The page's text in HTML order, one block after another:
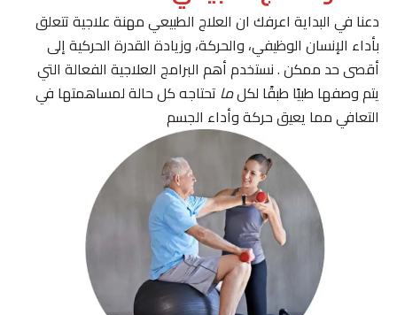
دعنا في البداية اعرفك ان العلاج الطبيعي مهنة علاجية تتعلق
بأداء الإنسان الوظيفي، والحركة، وزيادة القدرة الحركية إلى
أقصى حد ممكن . نستخدم أهم البرامج العلاجية الفعالة التي
يتم وصفها طبيًا طبقًا لكلماتحتاجه كل حالة لمساهمتها في
التعافي مما يعيق حركة وأداء الجسم